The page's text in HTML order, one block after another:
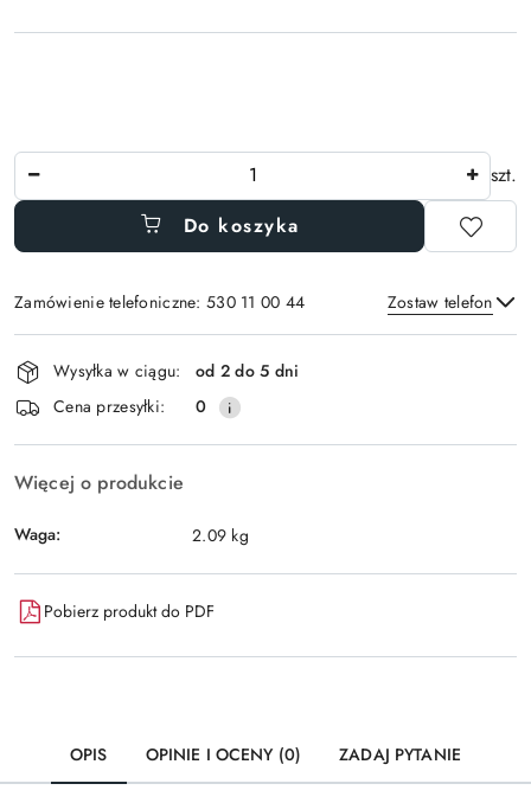
Ilość
szt.
Do koszyka
Zamówienie telefoniczne: 530 11 00 44 Zostaw telefon
Wyślij
Dostępność
i
dostawa
Wysyłka w ciągu:
od 2 do 5 dni
Cena przesyłki:
0
Więcej o produkcie
Waga: 2.09 kg
Pobierz produkt do PDF
OPIS OPINIE I OCENY (0) ZADAJ PYTANIE